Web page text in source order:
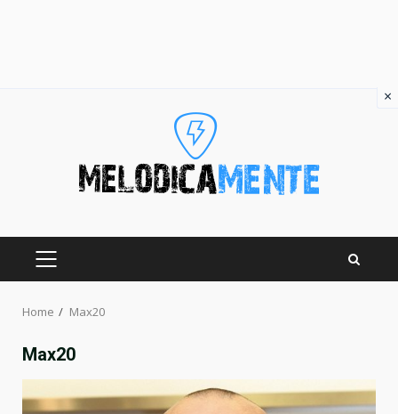
PRIMARY
Home Max20
Max20
×